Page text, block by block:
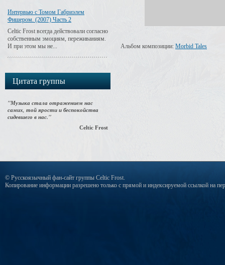
Интервью с Томом Габриэлем
Фишером. (2007) Часть 2
Celtic Frost всегда действовали согласно
собственным эмоциям, переживаниям.
И при этом мы не...
Цитата группы
"Музыка стала отражением нас
самих, той ярости и беспокойства
сидевшего в нас."
Celtic Frost
Альбом композиции: Morbid Tales
© Русскоязычный фан-сайт группы Celtic Frost.
Копирование информации разрешено только с прямой и индексируемой ссылкой на